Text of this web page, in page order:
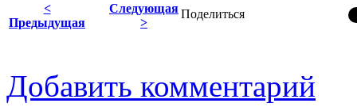
Поделиться
<
Предыдущая
Следующая
>
Добавить комментарий